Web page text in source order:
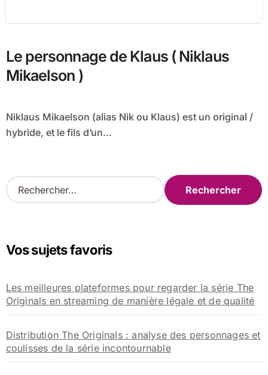
Le personnage de Klaus ( Niklaus
Mikaelson )
Niklaus Mikaelson (alias Nik ou Klaus) est un original /
hybride, et le fils d’un...
R
e
r
e
r
Vos sujets favoris
Les meilleures plateformes pour regarder la série The
Originals en streaming de manière légale et de qualité
Distribution The Originals : analyse des personnages et
coulisses de la série incontournable